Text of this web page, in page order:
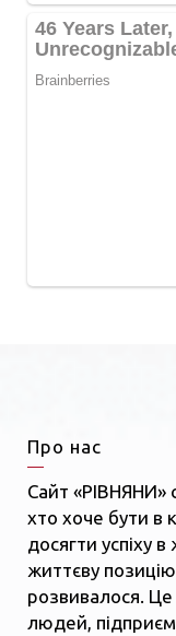
Про нас
Сайт «РІВНЯНИ»
хто хоче бути в
досягти успіху
життєву
розвивалося. Це
людей,